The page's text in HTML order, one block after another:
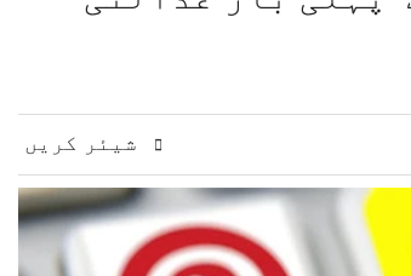
بڑھانے پر اتفاق
عالمی منڈی میں تیل
کا جامع جائزہ لینے کا فیصلہ
شیئر کریں